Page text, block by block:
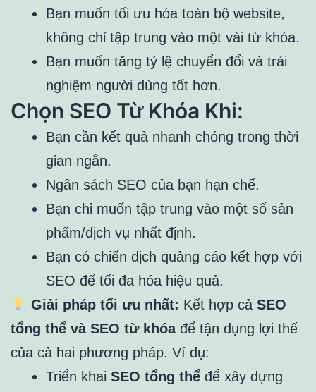
Bạn muốn tối ưu hóa toàn bộ website,
không chỉ tập trung vào một vài từ khóa.
Bạn muốn tăng tỷ lệ chuyển đổi và trải
nghiệm người dùng tốt hơn.
Chọn SEO Từ Khóa Khi:
Bạn cần kết quả nhanh chóng trong thời
gian ngắn.
Ngân sách SEO của bạn hạn chế.
Bạn chỉ muốn tập trung vào một số sản
phẩm/dịch vụ nhất định.
Bạn có chiến dịch quảng cáo kết hợp với
SEO để tối đa hóa hiệu quả.
Giải pháp tối ưu nhất: Kết hợp cả SEO
tổng thể và SEO từ khóađể tận dụng lợi thế
của cả hai phương pháp. Ví dụ:
Triển khai SEO tổng thể để xây dựng